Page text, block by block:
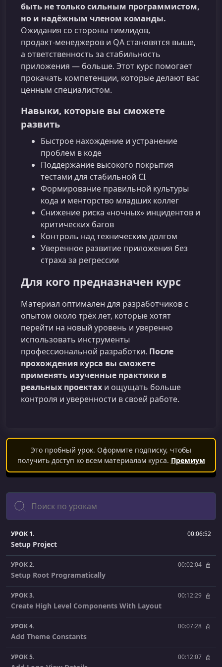
быть не только сильным программистом,
но и надёжным членом команды.
Ожидания со стороны тимлидов,
продакт‑менеджеров и QA становятся выше,
а ответственность за стабильность
приложения — больше. Этот курс помогает
прокачать компетенции, которые делают вас
ценным специалистом.
Навыки, которые вы сможете
развить
Быстрое нахождение и устранение
проблем в коде
Поддержание высокого покрытия
тестами для стабильной CI
Формирование правильной культуры
кода и менторство младших коллег
Снижение риска «ночных» инцидентов и
критических багов
Контроль над техническим долгом
Уверенное развитие приложения без
страха за регрессии
Для кого предназначен курс
Материал оптимален для разработчиков с
опытом около трёх лет, которые хотят
перейти на новый уровень и уверенно
использовать инструменты
профессиональной разработки. После
прохождения курса вы сможете
применять изученные практики в
реальных проектах и ощущать больше
контроля и уверенности в своей работе.
Это пробный урок. Оформите подписку, чтобы
получить доступ ко всем материалам курса. Премиум
Поиск
УРОК 1. 00:06:52
Setup Project
УРОК 2. 00:02:04
Setup Root Programatically
УРОК 3. 00:12:29
Create High Level Components With Layout
УРОК 4. 00:07:28
Add Theme Constants
УРОК 5. 00:12:07